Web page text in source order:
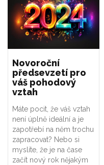
Novoroční
předsevzetí pro
váš pohodový
vztah
Máte pocit, že váš vztah
není úplně ideální a je
zapotřebí na něm trochu
zapracovat? Nebo si
myslíte, že je na čase
začít nový rok nějakým